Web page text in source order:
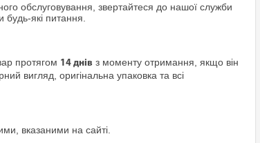
обслуговування, звертайтеся до нашої служби
які питання.
протягом 14 днів з моменту отримання, якщо він
вигляд, оригінальна упаковка та всі
вказаними на сайті.